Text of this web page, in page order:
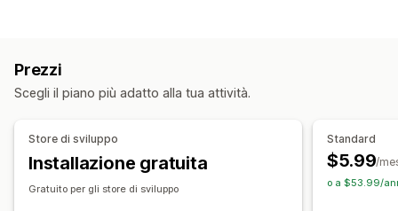
Modalità di raccolta recensioni
Importazione ed esportazione
Analisi
Monitoraggio del coinvolgimento
Prezzi
Scegli il piano più adatto alla tua attività.
Store di sviluppo
Installazione gratuita
Gratuito per gli store di sviluppo
Standard
$5.99/
o a $53.99/